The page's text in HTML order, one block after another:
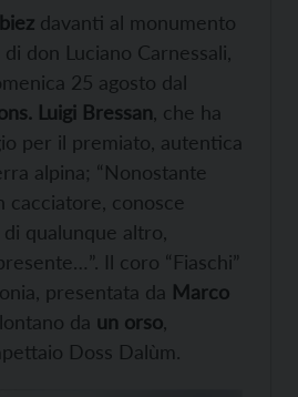
davanti al monumento
don Luciano Carnessali,
25 agosto dal
Luigi Bressan , che ha
per il premiato, autentica
alpina; “Nonostante
cacciatore, conosce
qualunque altro,
Il coro “Fiaschi”
presentata da Marco
da un orso
Doss Dalùm.